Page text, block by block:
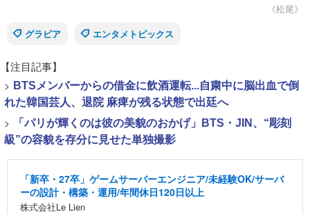
《松尾》
グラビア
エンタメトピックス
【注目記事】
> BTSメンバーからの借金に飲酒運転...自粛中に脳出血で倒
れた韓国芸人、退院 麻痺が残る状態で出廷へ
>
「パリが輝くのは彼の美貌のおかげ」BTS・JIN、“彫刻
級”の容貌を存分に見せた単独撮影
「新卒・27卒」ゲームサーバーエンジニア/未経験OK/サーバ
ーの設計・構築・運用/年間休日120日以上
株式会社Le Lien